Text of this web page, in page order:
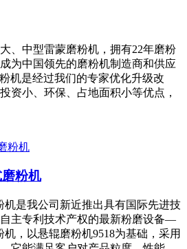
、中型雷蒙磨粉机，拥有22年磨粉
为中国领先的磨粉机制造商和供应
机是经过我们的专家优化升级改
资小、环保、占地面积小等优点，
粉机
机是我公司新近推出具有国际先进技
主专利技术产权的最新粉磨设备—
，以悬辊磨粉机9518为基础，采用